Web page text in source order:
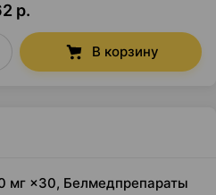
р.
В корзину
мг ×30, Белмедпрепараты